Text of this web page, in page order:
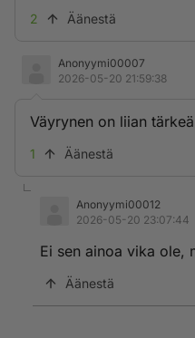
2 Äänestä
Anonyymi00007
2026-05-20 21:59:38
Väyrynen on liian
1 Äänestä
Anonyymi00012
2026-05-20 23:07:44
Ei sen ainoa vika ole,
Äänestä